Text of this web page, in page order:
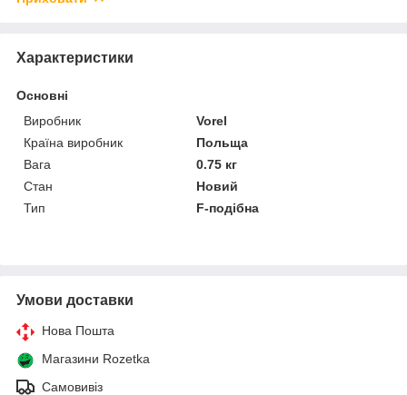
Характеристики
Основні
Виробник
Vorel
Країна виробник
Польща
Вага
0.75 кг
Стан
Новий
Тип
F-подібна
Умови доставки
Нова Пошта
Магазини Rozetka
Самовивіз